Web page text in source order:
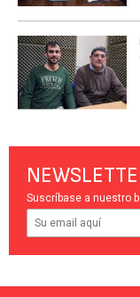
Suscríbase a nuestro